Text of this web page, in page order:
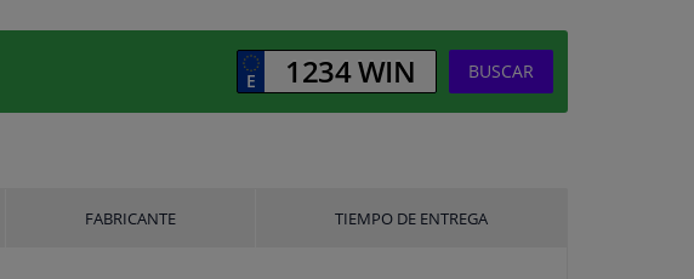
BUSCAR
FABRICANTE TIEMPO DE ENTREGA